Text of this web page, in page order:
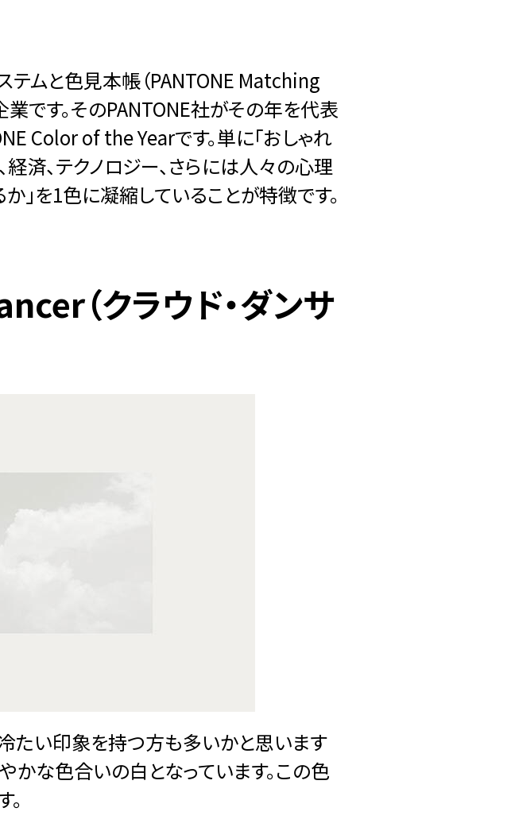
テムと色見本帳（PANTONE Matching
です。そのPANTONE社がその年を代表
Color of the Yearです。単に「おしゃれ
済、テクノロジー、さらには人々の心理
」を1色に凝縮していることが特徴です。
（クラウド・ダンサ
冷たい印象を持つ方も多いかと思います
かな色合いの白となっています。この色